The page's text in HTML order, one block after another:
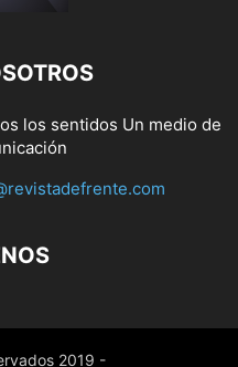
los sentidos Un medio de
2019 -